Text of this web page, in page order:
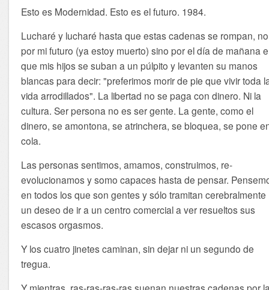
Esto es Modernidad. Esto es el futuro. 1984.
Lucharé y lucharé hasta que estas cadenas se rompan, no
por mi futuro (ya estoy muerto) sino por el día de mañana
que mis hijos se suban a un púlpito y levanten su manos
blancas para decir: "preferimos morir de pie que vivir toda
vida arrodillados". La libertad no se paga con dinero. Ni la
cultura. Ser persona no es ser gente. La gente, como el
dinero, se amontona, se atrinchera, se bloquea, se pone
cola.
Las personas sentimos, amamos, construimos, re-
evolucionamos y somo capaces hasta de pensar.
en todos los que son gentes y sólo tramitan cerebralmente
un deseo de ir a un centro comercial a ver resueltos sus
escasos orgasmos.
Y los cuatro jinetes caminan, sin dejar ni un segundo de
tregua.
Y mientras, ras-ras-ras-ras suenan nuestras cadenas por